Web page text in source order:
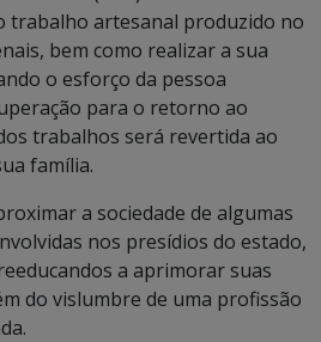
trabalho artesanal produzido no
bem como realizar a sua
o esforço da pessoa
para o retorno ao
trabalhos será revertida ao
família.
a sociedade de algumas
nos presídios do estado,
a aprimorar suas
do vislumbre de uma profissão